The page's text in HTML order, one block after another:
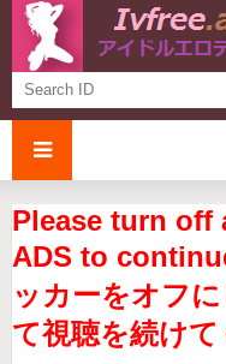
Please turn off
ADS to
ッカーをオフ
て視聴を続け